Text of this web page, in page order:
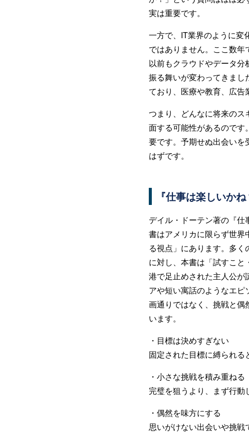
実は重要です。
一方で、IT業界のように変
ではありません。ここ数
以前もクラウドやデータ
振る舞いが変わってきまし
ており、医療や教育、広告
つまり、どんなに将来の
面する可能性があるので
要です。予期せぬ出会いを
はずです。
『仕事は楽しいか
デイル・ドーテン著の『
書はアメリカに限らず世
る視点」にあります。多
に対し、本書は「試すこ
港で足止めされた主人公
アや短い寓話のようなエ
画通りではなく、挑戦と
います。
・目標は決めすぎない
固定された目標に縛られる
・小さな挑戦を積み重ねる
完璧を狙うより、まず行動
・偶然を味方にする
思いがけない出会いや挑戦